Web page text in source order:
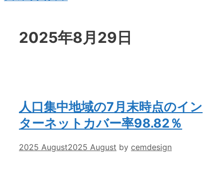
2025年8月29日
人口集中地域の7月末時点のイン
ターネットカバー率98.82％
2025 August2025 August by cemdesign